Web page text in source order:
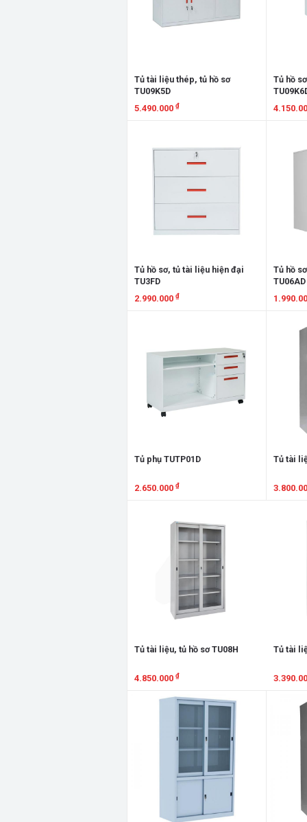
Tủ tài liệu thép, tủ hồ sơ
TU09K5D
5.490.000 ₫
Tủ hồ
Tủ hồ sơ, tủ tài liệu hiện đại
TU3FD
2.990.000 ₫
Tủ hồ
TU06AD
Tủ phụ TUTP01D
2.650.000 ₫
Tủ tài
Tủ tài liệu, tủ hồ sơ TU08H
4.850.000 ₫
Xem chi tiết
Tủ tài